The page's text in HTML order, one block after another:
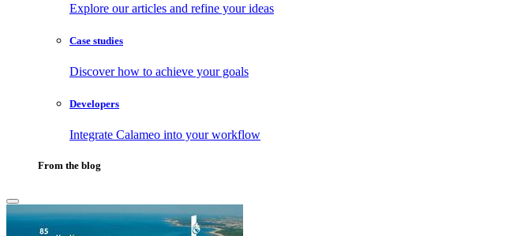
Explore our articles and refine your ideas
Case studies
Discover how to achieve your goals
Developers
Integrate Calameo into your workflow
From the blog